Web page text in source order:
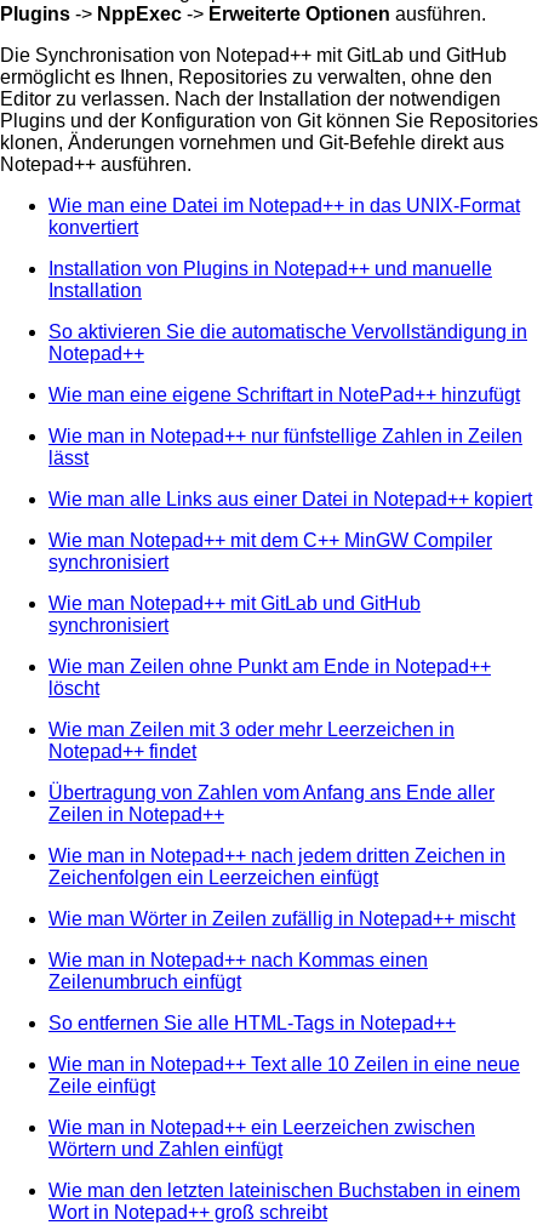
Plugins -> NppExec -> Erweiterte Optionen ausführen.
Die Synchronisation von Notepad++ mit GitLab und GitHub
ermöglicht es Ihnen, Repositories zu verwalten, ohne den
Editor zu verlassen. Nach der Installation der notwendigen
Plugins und der Konfiguration von Git können Sie Repositories
klonen, Änderungen vornehmen und Git-Befehle direkt aus
Notepad++ ausführen.
Wie man eine Datei im Notepad++ in das UNIX-Format
konvertiert
Installation von Plugins in Notepad++ und manuelle
Installation
So aktivieren Sie die automatische Vervollständigung in
Notepad++
Wie man eine eigene Schriftart in NotePad++ hinzufügt
Wie man in Notepad++ nur fünfstellige Zahlen in Zeilen
lässt
Wie man alle Links aus einer Datei in Notepad++ kopiert
Wie man Notepad++ mit dem C++ MinGW Compiler
synchronisiert
Wie man Notepad++ mit GitLab und GitHub
synchronisiert
Wie man Zeilen ohne Punkt am Ende in Notepad++
löscht
Wie man Zeilen mit 3 oder mehr Leerzeichen in
Notepad++ findet
Übertragung von Zahlen vom Anfang ans Ende aller
Zeilen in Notepad++
Wie man in Notepad++ nach jedem dritten Zeichen in
Zeichenfolgen ein Leerzeichen einfügt
Wie man Wörter in Zeilen zufällig in Notepad++ mischt
Wie man in Notepad++ nach Kommas einen
Zeilenumbruch einfügt
So entfernen Sie alle HTML-Tags in Notepad++
Wie man in Notepad++ Text alle 10 Zeilen in eine neue
Zeile einfügt
Wie man in Notepad++ ein Leerzeichen zwischen
Wörtern und Zahlen einfügt
Wie man den letzten lateinischen Buchstaben in einem
Wort in Notepad++ groß schreibt